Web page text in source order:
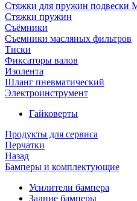
Стяжки для пружин подвески
Стяжки пружин
Съёмники
Съемники масляных фильтров
Тиски
Фиксаторы валов
Изолента
Шланг пневматический
Электроинструмент
Гайковерты
Продукты для сервиса
Перчатки
Назад
Бамперы и комплектующие
Усилители бампера
Задние бамперы